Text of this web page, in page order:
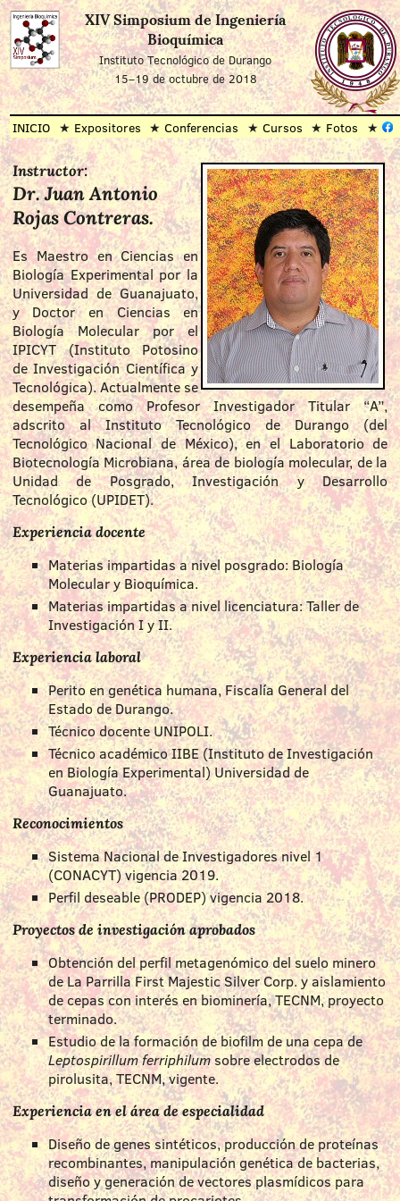
XIV Simposium de Ingeniería
Bioquímica
Instituto Tecnológico de Durango
15–19 de octubre de 2018
INICIO Expositores Conferencias Cursos Fotos
Instructor:
Dr. Juan Antonio
Rojas Contreras.
Es Maestro en Ciencias en
Biología Experimental por la
Universidad de Guanajuato,
y Doctor en Ciencias en
Biología Molecular por el
IPICYT (Instituto Potosino
de Investigación Científica y
Tecnológica). Actualmente se
desempeña como Profesor Investigador Titular “A”,
adscrito al Instituto Tecnológico de Durango (del
Tecnológico Nacional de México), en el Laboratorio de
Biotecnología Microbiana, área de biología molecular, de la
Unidad de Posgrado, Investigación y Desarrollo
Tecnológico (UPIDET).
Experiencia docente
Materias impartidas a nivel posgrado: Biología
Molecular y Bioquímica.
Materias impartidas a nivel licenciatura: Taller de
Investigación I y II.
Experiencia laboral
Perito en genética humana, Fiscalía General del
Estado de Durango.
Técnico docente UNIPOLI.
Técnico académico IIBE (Instituto de Investigación
en Biología Experimental) Universidad de
Guanajuato.
Reconocimientos
Sistema Nacional de Investigadores nivel 1
(CONACYT) vigencia 2019.
Perfil deseable (PRODEP) vigencia 2018.
Proyectos de investigación aprobados
Obtención del perfil metagenómico del suelo minero
de La Parrilla First Majestic Silver Corp. y aislamiento
de cepas con interés en biominería, TECNM, proyecto
terminado.
Estudio de la formación de biofilm de una cepa de
Leptospirillum ferriphilumsobre electrodos de
pirolusita, TECNM, vigente.
Experiencia en el área de especialidad
Diseño de genes sintéticos, producción de proteínas
recombinantes, manipulación genética de bacterias,
diseño y generación de vectores plasmídicos para